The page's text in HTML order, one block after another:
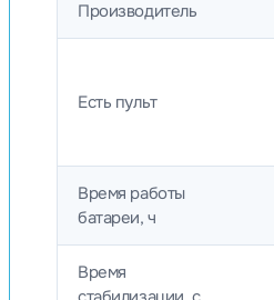
Производитель
Есть пульт
Время работы
батареи, ч
Время